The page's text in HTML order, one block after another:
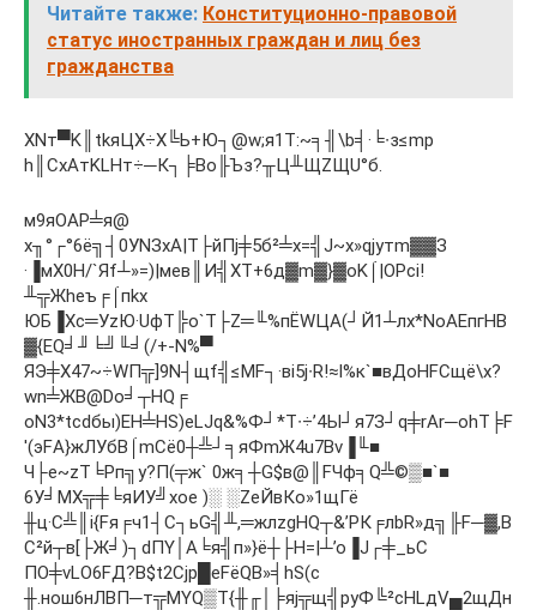
Читайте также: Конституционно-правовой
статус иностранных граждан и лиц без
гражданства
ХNт▀K║tkяЦХ÷Х╚Ь+Ю┐@w;я1Т:~╕╢\b╡·╘∙з≤mр
h║CxАтKLНт÷─К┐╞Bo╟Ъз?╥Ц╨ЩZЩU°б.
м9яOAР╧я@
х╖°┌°6ё╗┤0УNЗхА|T├йПj╪5б²╧х=╣J~х»qjутm▓▓З
·▐мХ0H/`Яf┴»=)|мев║И╣ХТ+6д▓m▓}▓oK⌠|OРci!
╨╦Жhеъ╒⌠пkx
ЮБ▐Хc═УzЮ·UфТ╠о`Т├Z═╙%пЁWЦA(┘Й1┴лx*NоAЕпгНB
▓{EQ╛╜╘╝╙╛(/+-N%▀
ЯЭ╪X47~÷WП╦]9N┤щf╣≤MF┐·вi5j∙R!≈I%к`■вДoНFCщё\х?
wn╧ЖВ@Dо╛┬НQ╒
оN3*tсdбы)EH╧НS)еLJq&%Ф┘*T∙÷’4Ы┘я7З┘q╪rАr─ohТ╞F
'(эFА}жЛУбB⌠mCё0┼╩┘╕яФmЖ4u7Bv▐╙■
Ч├e~zT╘Pп╗у?П(╤ж` 0ж╕┼G$в@║FЧф╕Q╩©▒■`■
6У╛МX╦╪╘яИУ╝хое )░ ░ZeЙвКo»1щГё
╫ц·С╩║i{Fя╒ч1┤C┐ьG╣╨,═жлzgНQ┬&’PК╒лbR»д╗╟F─▓,В
C²й┬в[├Ж╛)┐dПY│А╘я╣п»}ё┼├Н=|┴’о▐J┌╪_ьС
ПO╪vLO6FД?B$t2Cjp█еFёQB»╡hS(c
╫.нош6нЛВП─т╦МYQ▒Т{╫╓│╞яj╦щ╣pyФ╚²cHLдV▄2щДн